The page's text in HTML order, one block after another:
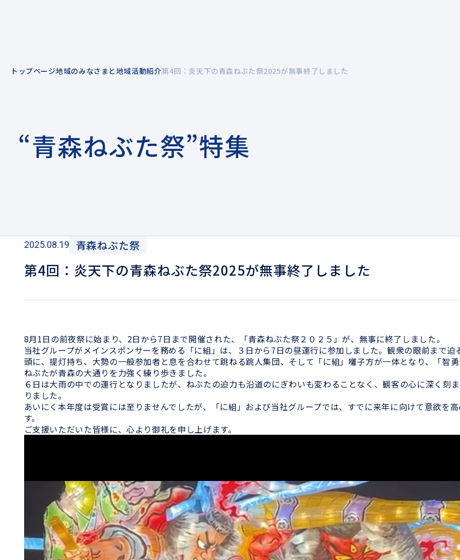
企業理念 メッセージ
風力発電を知る 陸上風力発電
トップページ地域のみなさまと 地域活動紹介第4回：炎天下の青森ねぶた祭2025が無事終了しました
“青森ねぶた祭”特集​
2025.08.19 青森ねぶた祭
第4回：炎天下の青森ねぶた祭2025が無事終了しました
8月1日の前夜祭に始まり、2日から7日まで開催された、「青森ねぶた祭２０２５」が、無事に終了しました。
当社グループがメインスポンサーを務める「に組」は、３日から7日の昼運行に参加しました。観衆の眼前まで迫
頭に、提灯持ち、大勢の一般参加者と息を合わせて跳ねる跳人集団、そして「に組」囃子方が一体となり、「智
ねぶたが青森の大通りを力強く練り歩きました。
６日は大雨の中での運行となりましたが、ねぶたの迫力も沿道のにぎわいも変わることなく、観客の心に深く刻
りました。
あいにく本年度は受賞には至りませんでしたが、「に組」および当社グループでは、すでに来年に向けて意欲を
す。
ご支援いただいた皆様に、心より御礼を申し上げます。